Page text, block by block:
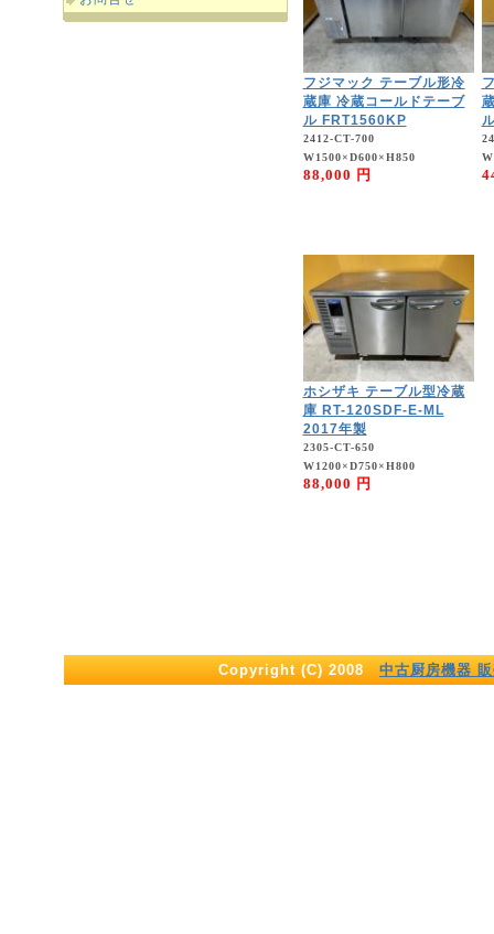
フジマック テーブル形冷
蔵庫 冷蔵コールドテーブ
ル FRT1560KP
2412-CT-700
W1500×D600×H850
88,000 円
ホシザキ テーブル型冷蔵
庫 RT-120SDF-E-ML
2017年製
2305-CT-650
W1200×D750×H800
88,000 円
Copyright (C) 2008 中古厨房機器